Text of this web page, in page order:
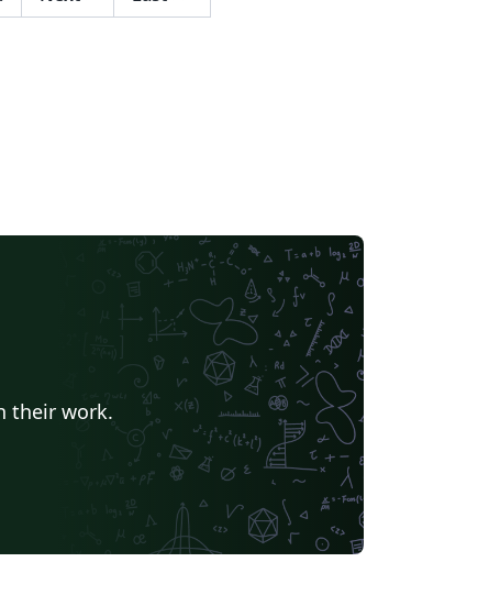
their work.